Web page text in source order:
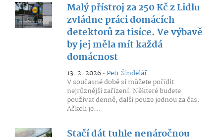
Malý přístroj za 250 Kč z Lidlu
zvládne práci domácích
detektorů za tisíce. Ve výbavě
by jej měla mít každá
domácnost
13. 2. 2026 •Petr Šindelář
V současné době si můžete pořídit
nejrůznější zařízení. Některé budete
používat denně, další pouze jednou za čas.
Ačkoli je...
Stačí dát tuhle nenáročnou